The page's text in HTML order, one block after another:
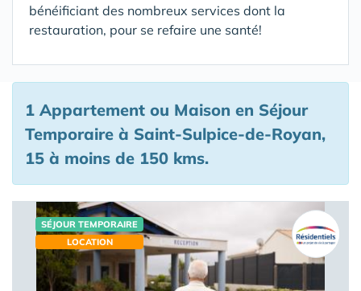
bénéificiant des nombreux services dont la
restauration, pour se refaire une santé!
1 Appartement ou Maison en Séjour
Temporaire à Saint-Sulpice-de-Royan,
15 à moins de 150 kms.
SÉJOUR TEMPORAIRE
LOCATION